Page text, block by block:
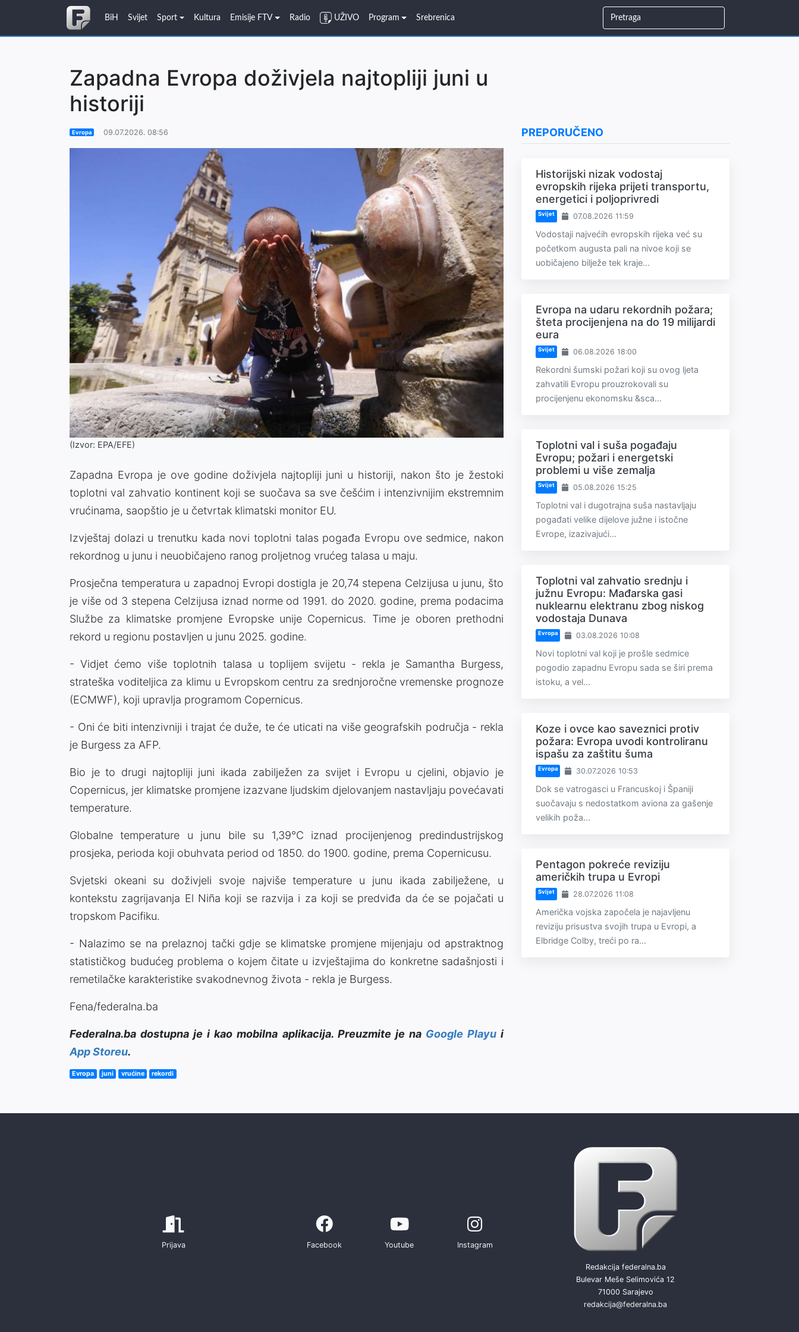
BiH Svijet Sport Kultura Emisije FTV Radio UŽIVO Program Srebrenica
Zapadna Evropa doživjela najtopliji juni u
historiji
Evropa 09.07.2026. 08:56
(Izvor: EPA/EFE)
Zapadna Evropa je ove godine doživjela najtopliji juni u historiji, nakon što je žestoki
toplotni val zahvatio kontinent koji se suočava sa sve češćim i intenzivnijim ekstremnim
vrućinama, saopštio je u četvrtak klimatski monitor EU.
Izvještaj dolazi u trenutku kada novi toplotni talas pogađa Evropu ove sedmice, nakon
rekordnog u junu i neuobičajeno ranog proljetnog vrućeg talasa u maju.
Prosječna temperatura u zapadnoj Evropi dostigla je 20,74 stepena Celzijusa u junu, što
je više od 3 stepena Celzijusa iznad norme od 1991. do 2020. godine, prema podacima
Službe za klimatske promjene Evropske unije Copernicus. Time je oboren prethodni
rekord u regionu postavljen u junu 2025. godine.
- Vidjet ćemo više toplotnih talasa u toplijem svijetu - rekla je Samantha Burgess,
strateška voditeljica za klimu u Evropskom centru za srednjoročne vremenske prognoze
(ECMWF), koji upravlja programom Copernicus.
- Oni će biti intenzivniji i trajat će duže, te će uticati na više geografskih područja - rekla
je Burgess za AFP.
Bio je to drugi najtopliji juni ikada zabilježen za svijet i Evropu u cjelini, objavio je
Copernicus, jer klimatske promjene izazvane ljudskim djelovanjem nastavljaju povećavati
temperature.
Globalne temperature u junu bile su 1,39°C iznad procijenjenog predindustrijskog
prosjeka, perioda koji obuhvata period od 1850. do 1900. godine, prema Copernicusu.
Svjetski okeani su doživjeli svoje najviše temperature u junu ikada zabilježene, u
kontekstu zagrijavanja El Niña koji se razvija i za koji se predviđa da će se pojačati u
tropskom Pacifiku.
- Nalazimo se na prelaznoj tački gdje se klimatske promjene mijenjaju od apstraktnog
statističkog budućeg problema o kojem čitate u izvještajima do konkretne sadašnjosti i
remetilačke karakteristike svakodnevnog života - rekla je Burgess.
Fena/federalna.ba
Federalna.ba dostupna je i kao mobilna aplikacija. Preuzmite je na Google Playui
App Storeu.
Evropa juni vrućine rekordi
PREPORUČENO
Historijski nizak vodostaj
evropskih rijeka prijeti transportu,
energetici i poljoprivredi
Svijet 07.08.2026 11:59
Vodostaji najvećih evropskih rijeka već su
početkom augusta pali na nivoe koji se
uobičajeno bilježe tek kraje...
Evropa na udaru rekordnih požara;
šteta procijenjena na do 19 milijardi
eura
Svijet 06.08.2026 18:00
Rekordni šumski požari koji su ovog ljeta
zahvatili Evropu prouzrokovali su
procijenjenu ekonomsku &sca...
Toplotni val i suša pogađaju
Evropu; požari i energetski
problemi u više zemalja
Svijet 05.08.2026 15:25
Toplotni val i dugotrajna suša nastavljaju
pogađati velike dijelove južne i istočne
Evrope, izazivajući...
Toplotni val zahvatio srednju i
južnu Evropu: Mađarska gasi
nuklearnu elektranu zbog niskog
vodostaja Dunava
Evropa 03.08.2026 10:08
Novi toplotni val koji je prošle sedmice
pogodio zapadnu Evropu sada se širi prema
istoku, a vel...
Koze i ovce kao saveznici protiv
požara: Evropa uvodi kontroliranu
ispašu za zaštitu šuma
Evropa 30.07.2026 10:53
Dok se vatrogasci u Francuskoj i Španiji
suočavaju s nedostatkom aviona za gašenje
velikih poža...
Pentagon pokreće reviziju
američkih trupa u Evropi
Svijet 28.07.2026 11:08
Američka vojska započela je najavljenu
reviziju prisustva svojih trupa u Evropi, a
Elbridge Colby, treći po ra...
Prijava Facebook Youtube Instagram
Redakcija federalna.ba
Bulevar Meše Selimovića 12
71000 Sarajevo
redakcija@federalna.ba